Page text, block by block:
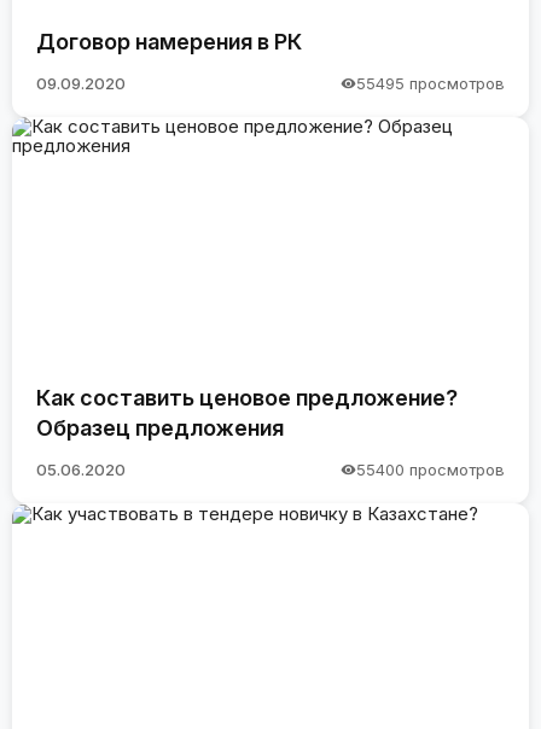
Договор намерения в РК
09.09.2020 55495 просмотров
Как составить ценовое предложение?
Образец предложения
05.06.2020 55400 просмотров